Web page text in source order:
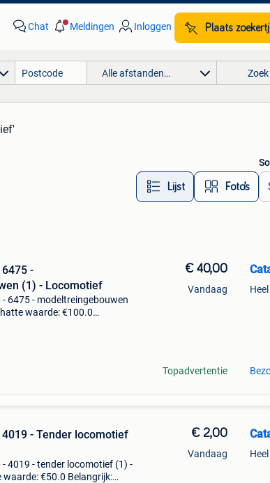
Chat Meldingen Inloggen Plaats
Alle afstanden… Zoek
Lijst Foto’s
-
(1) - Locomotief
6475 - modeltreingebouwen
waarde: €100.0
€ 40,00
Vandaag
Topadvertentie
- Tender locomotief
4019 - tender locomotief (1) -
waarde: €50.0 Belangrijk:
€ 2,00
Vandaag